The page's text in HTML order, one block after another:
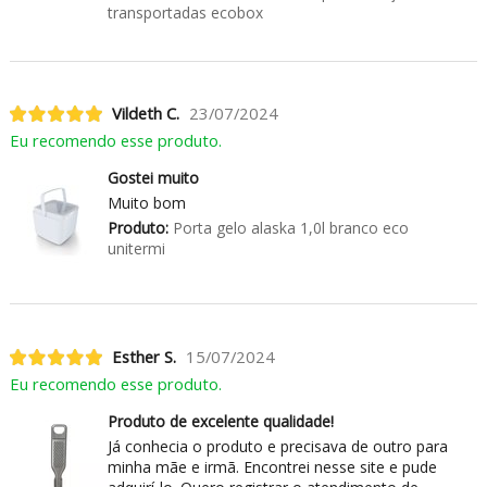
transportadas ecobox
Vildeth C. 23/07/2024
Eu recomendo esse produto.
Gostei muito
Muito bom
Produto:Porta gelo alaska 1,0l branco eco
unitermi
Esther S. 15/07/2024
Eu recomendo esse produto.
Produto de excelente qualidade!
Já conhecia o produto e precisava de outro para
minha mãe e irmã. Encontrei nesse site e pude